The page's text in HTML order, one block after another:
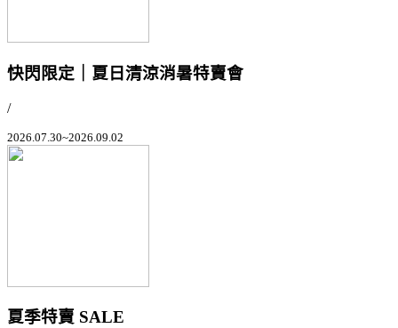
快閃限定｜夏日清涼消暑特賣會
/
2026.07.30~2026.09.02
夏季特賣 SALE